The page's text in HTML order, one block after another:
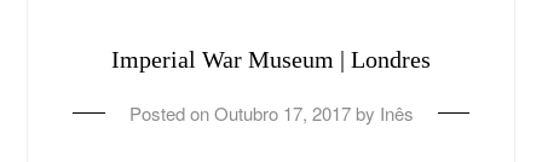
Imperial War Museum | Londres
Posted onOutubro 17, 2017by Inês